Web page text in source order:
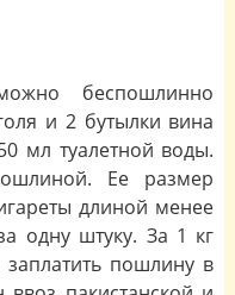
беспошлинно
и 2 бутылки вина
мл туалетной воды.
Ее размер
длиной менее
одну штуку. За 1 кг
пошлину в